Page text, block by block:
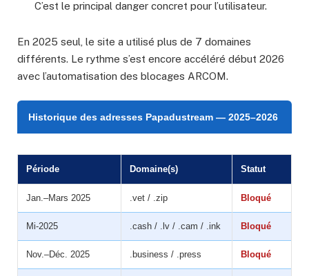
C’est le principal danger concret pour l’utilisateur.
En 2025 seul, le site a utilisé plus de 7 domaines
différents. Le rythme s’est encore accéléré début 2026
avec l’automatisation des blocages ARCOM.
Historique des adresses Papadustream — 2025–2026
Période Domaine(s) Statut
Jan.–Mars 2025 .vet / .zip Bloqué
Mi-2025 .cash / .lv / .cam / .ink Bloqué
Nov.–Déc. 2025 .business / .press Bloqué